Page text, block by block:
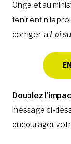
Onge et au
tenir enfin la
corriger la Loi
Doublez
message ci-
encourager